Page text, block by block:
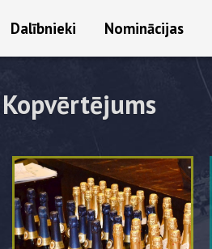
Dalībnieki Nominācijas
Kopvērtējums